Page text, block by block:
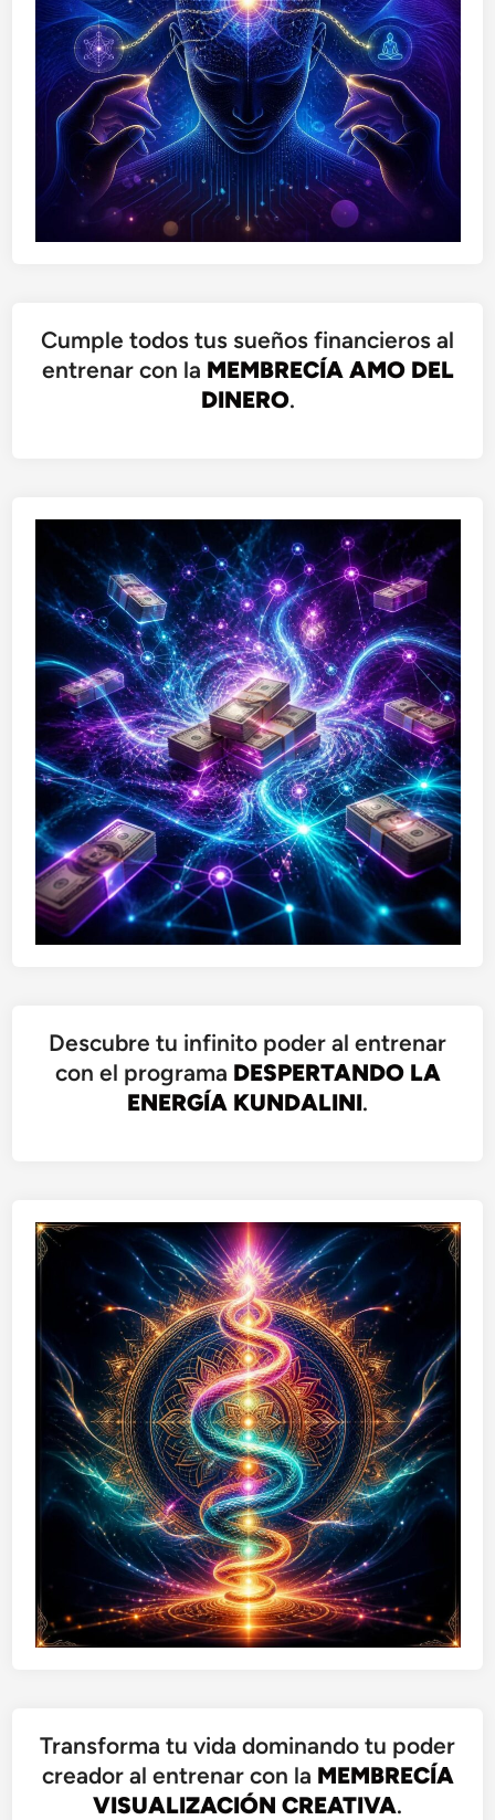
Cumple todos tus sueños financieros al
entrenar con la MEMBRECÍA AMO DEL
DINERO.
Descubre tu infinito poder al entrenar
con el programa DESPERTANDO LA
ENERGÍA KUNDALINI.
Transforma tu vida dominando tu poder
creador al entrenar con la MEMBRECÍA
VISUALIZACIÓN CREATIVA.